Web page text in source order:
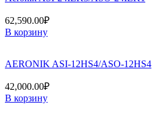
62,590.00₽
В корзину
AERONIK ASI-12HS4/ASO-12HS4
42,000.00₽
В корзину